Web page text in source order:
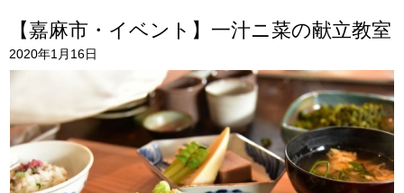
リクルート
お客様の声
会社概要
スタッフ紹介
【嘉麻市・イベント】一汁ニ菜の献立教室
2020年1月16日